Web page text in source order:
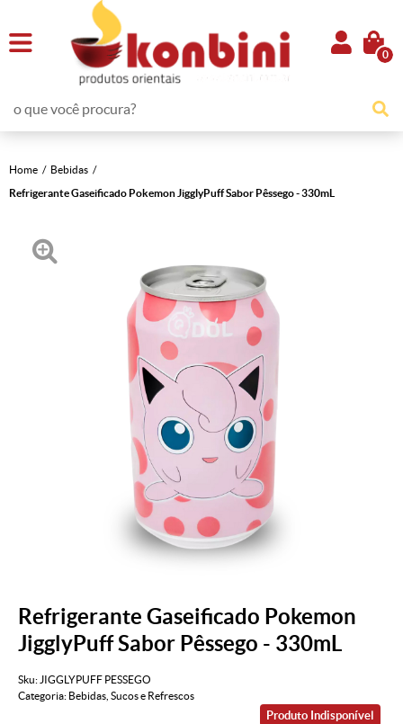
0
Home
Bebidas
Refrigerante Gaseificado Pokemon JigglyPuff Sabor Pêssego - 330mL
Refrigerante Gaseificado Pokemon
JigglyPuff Sabor Pêssego - 330mL
Sku: JIGGLYPUFF PESSEGO
Categoria: Bebidas Sucos e Refrescos
Produto Indisponível